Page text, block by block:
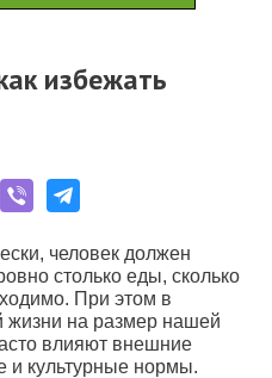
избежать
человек должен
столько еды, сколько
При этом в
жизни на размер нашей
влияют внешние
и культурные нормы.